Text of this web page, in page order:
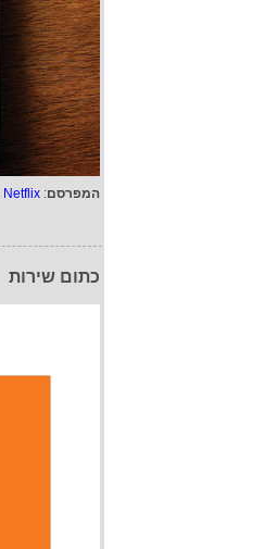
המפרסם:
Netflix
כתום שירות